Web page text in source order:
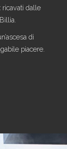
ricavati dalle
di
piacere.